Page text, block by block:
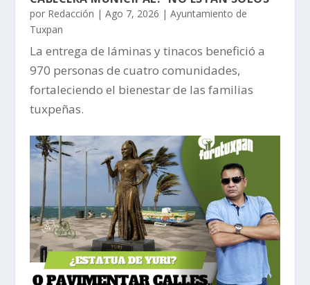
por Redacción | Ago 7, 2026 | Ayuntamiento de
Tuxpan
La entrega de láminas y tinacos benefició a
970 personas de cuatro comunidades,
fortaleciendo el bienestar de las familias
tuxpeñas.